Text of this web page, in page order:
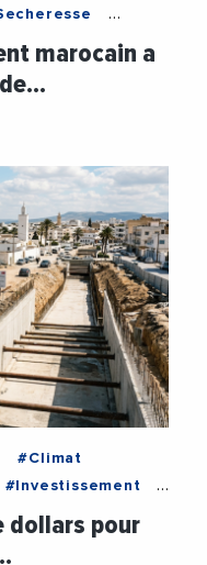
marocain a
#Climat
#Investissement
dollars pour